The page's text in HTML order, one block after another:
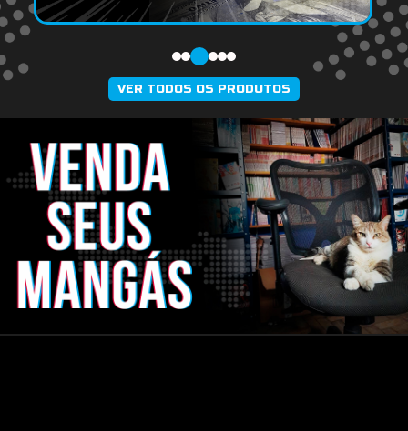
VER TODOS OS PRODUTOS